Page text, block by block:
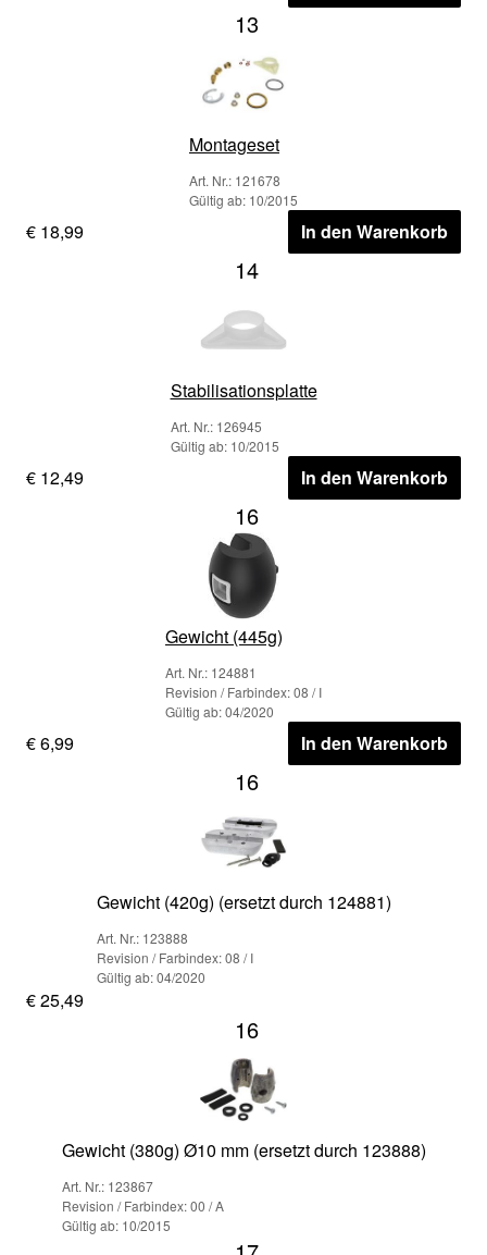
13
Montageset
Art. Nr.: 121678
Gültig ab: 10/2015
€ 18,99 In den Warenkorb
14
Stabilisationsplatte
Art. Nr.: 126945
Gültig ab: 10/2015
€ 12,49 In den Warenkorb
16
Gewicht (445g)
Art. Nr.: 124881
Revision / Farbindex: 08 / I
Gültig ab: 04/2020
€ 6,99 In den Warenkorb
16
Gewicht (420g) (ersetzt durch 124881)
Art. Nr.: 123888
Revision / Farbindex: 08 / I
Gültig ab: 04/2020
€ 25,49
16
Gewicht (380g) Ø10 mm (ersetzt durch 123888)
Art. Nr.: 123867
Revision / Farbindex: 00 / A
Gültig ab: 10/2015